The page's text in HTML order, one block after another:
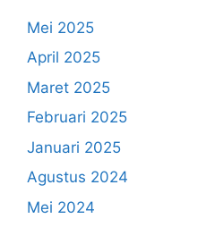
Mei 2025
April 2025
Maret 2025
Februari 2025
Januari 2025
Agustus 2024
Mei 2024